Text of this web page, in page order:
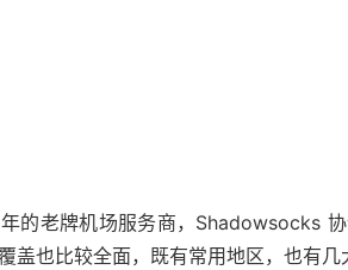
的老牌机场服务商，Shadowsocks
盖也比较全面，既有常用地区，也有